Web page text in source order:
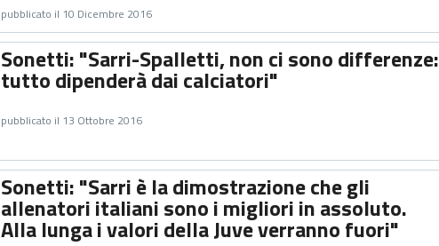
pubblicato il 10 Dicembre 2016
Sonetti: "Sarri-Spalletti, non ci sono differenze:
tutto dipenderà dai calciatori"
pubblicato il 13 Ottobre 2016
Sonetti: "Sarri è la dimostrazione che gli
allenatori italiani sono i migliori in assoluto.
Alla lunga i valori della Juve verranno fuori"